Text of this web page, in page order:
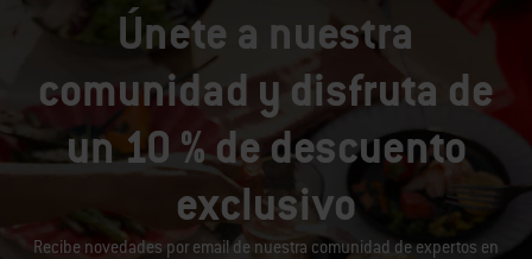
Únete a nuestra
comunidad y disfruta de
un 10 % de descuento
exclusivo
Recibe novedades por email de nuestra comunidad de expertos en